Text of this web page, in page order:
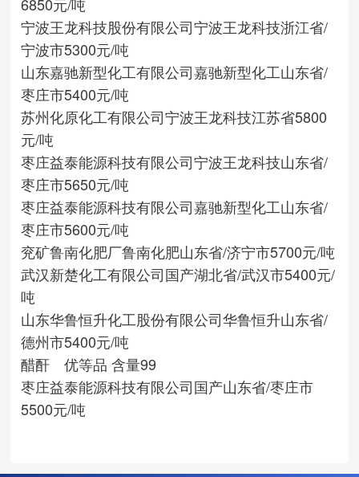
宁波王龙科技股份有限公司宁波王龙科技浙江省/
宁波市5300元/吨
山东嘉驰新型化工有限公司嘉驰新型化工山东省/
枣庄市5400元/吨
苏州化原化工有限公司宁波王龙科技江苏省5800
元/吨
枣庄益泰能源科技有限公司宁波王龙科技山东省/
枣庄市5650元/吨
枣庄益泰能源科技有限公司嘉驰新型化工山东省/
枣庄市5600元/吨
兖矿鲁南化肥厂鲁南化肥山东省/济宁市5700元/吨
武汉新楚化工有限公司国产湖北省/武汉市5400元/
吨
山东华鲁恒升化工股份有限公司华鲁恒升山东省/
德州市5400元/吨
醋酐 优等品 含量99
枣庄益泰能源科技有限公司国产山东省/枣庄市
5500元/吨